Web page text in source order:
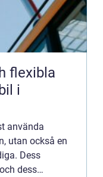
flexibla
i
använda
utan också en
Dess
dess